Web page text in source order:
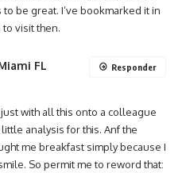
be great. I’ve bookmarked it in
visit then.
FL
with all this onto a colleague
analysis for this. Anf the
me breakfast simply because I
So permit me to reword that:
Responder